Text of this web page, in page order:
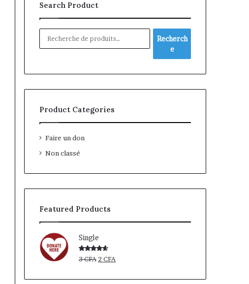
Search Product
pour :
Recherch
e
Product Categories
Faire un don
Non classé
Featured Products
Single
Note
sur
3CFA Le
initial
2CFA
actuel